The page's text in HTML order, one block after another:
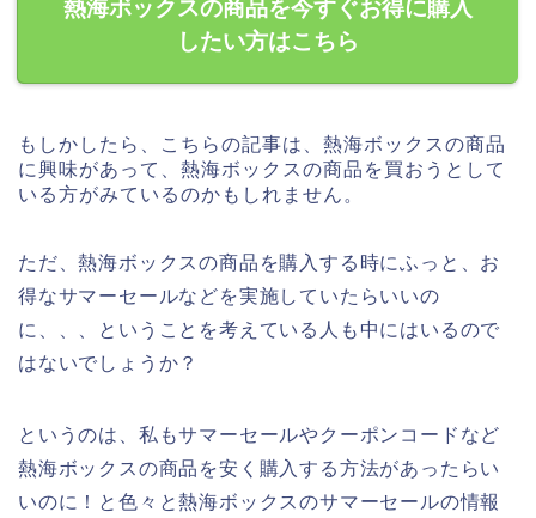
熱海ボックスの商品を今すぐお得に購入
したい方はこちら
もしかしたら、こちらの記事は、熱海ボックスの商品
に興味があって、熱海ボックスの商品を買おうとして
いる方がみているのかもしれません。
ただ、熱海ボックスの商品を購入する時にふっと、お
得なサマーセールなどを実施していたらいいの
に、、、ということを考えている人も中にはいるので
はないでしょうか？
というのは、私もサマーセールやクーポンコードなど
熱海ボックスの商品を安く購入する方法があったらい
いのに！と色々と熱海ボックスのサマーセールの情報